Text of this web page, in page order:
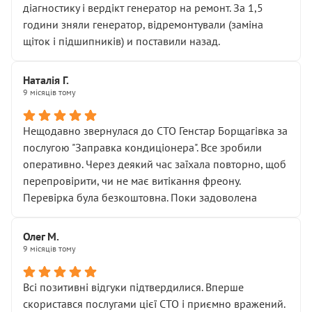
діагностику і вердікт генератор на ремонт. За 1,5
години зняли генератор, відремонтували (заміна
щіток і підшипників) и поставили назад.
Наталія Г.
9 місяців тому
Нещодавно звернулася до СТО Генстар Борщагівка за
послугою "Заправка кондиціонера". Все зробили
оперативно. Через деякий час заїхала повторно, щоб
перепровірити, чи не має витікання фреону.
Перевірка була безкоштовна. Поки задоволена
Олег М.
9 місяців тому
Всі позитивні відгуки підтвердилися. Вперше
скористався послугами цієї СТО і приємно вражений.